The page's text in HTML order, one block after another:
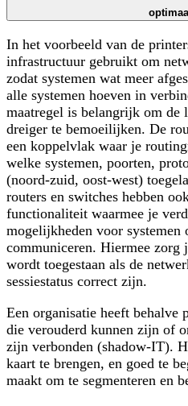
optimaal
In het voorbeeld van de
infrastructuur gebruikt om
zodat systemen wat meer
alle systemen hoeven in
maatregel is belangrijk om de
dreiger te bemoeilijken. De
een koppelvlak waar je
welke systemen, poorten,
(noord-zuid, oost-west)
routers en switches hebben
functionaliteit waarmee je
mogelijkheden voor systemen
communiceren. Hiermee zorg
wordt toegestaan als de
sessiestatus correct zijn.
Een organisatie heeft behalve
die verouderd kunnen zijn of
zijn verbonden (shadow-IT).
kaart te brengen, en goed te
maakt om te segmenteren en